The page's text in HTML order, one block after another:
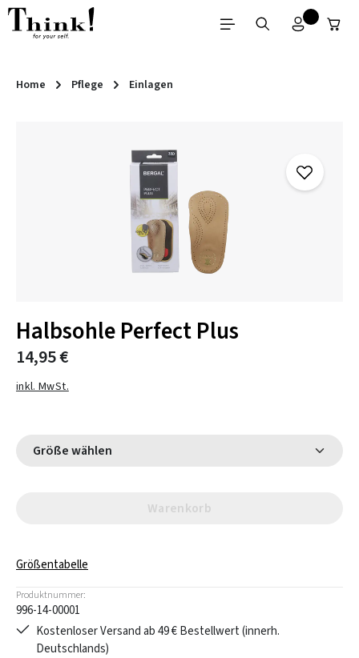
Zum Hauptinhalt springen
Home Pflege Einlagen
Halbsohle Perfect Plus
14,95 €
inkl. MwSt.
Größe wählen
Warenkorb
Größentabelle
Produktnummer:
996-14-00001
Kostenloser Versand ab 49 € Bestellwert (innerh.
Deutschlands)